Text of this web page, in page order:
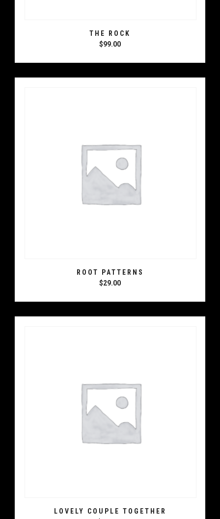
THE ROCK
$99.00
ROOT PATTERNS
$29.00
LOVELY COUPLE TOGETHER